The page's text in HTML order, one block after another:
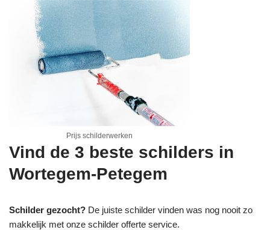
Prijs schilderwerken
Vind de 3 beste schilders in
Wortegem-Petegem
Schilder gezocht? De juiste schilder vinden was nog nooit zo
makkelijk met onze schilder offerte service.